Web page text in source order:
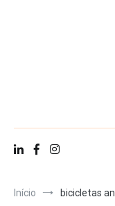
Go By Bike
Início bicicletas